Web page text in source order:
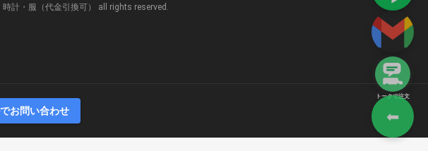
トークで注文
⬅
計・服（代金引換可） all rights reserved.
お問い合わせ